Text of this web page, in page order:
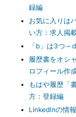
録編
お気に入りは
い方：求人掲
「b」は3つ
履歴書をオシ
ロフィール作
もはや履歴「
方：登録編
LinkedInの情